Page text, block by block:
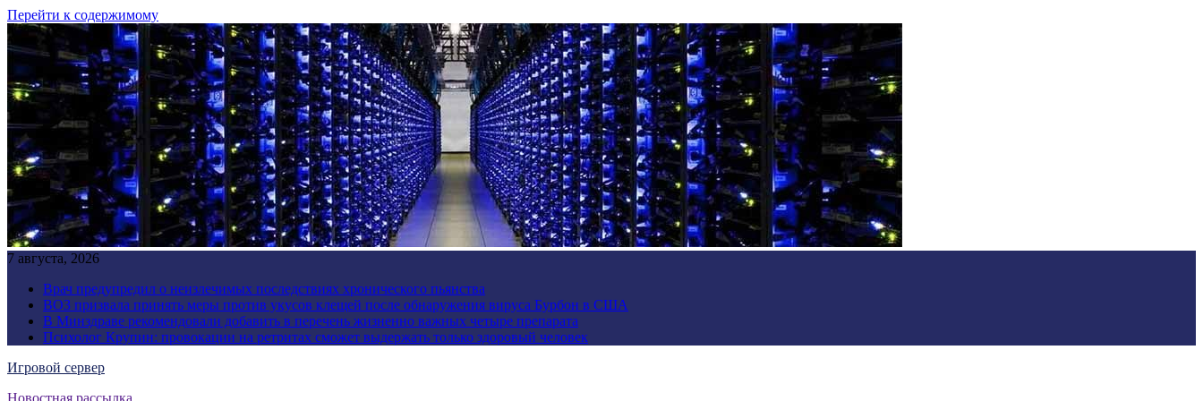
Перейти к содержимому
7 августа, 2026
Врач предупредил о неизлечимых последствиях хронического пьянства
ВОЗ призвала принять меры против укусов клещей после обнаружения вируса Бурбон в США
В Минздраве рекомендовали добавить в перечень жизненно важных четыре препарата
Психолог Крупин: провокации на ретритах сможет выдержать только здоровый человек
Игровой сервер
Новостная рассылка